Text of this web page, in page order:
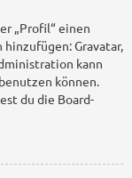
„Profil“ einen
Gravatar,
kann
können.
du die Board-